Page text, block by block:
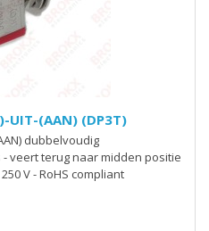
UIT-(AAN) (DP3T)
dubbelvoudig
- veert terug naar midden positie
V - RoHS compliant